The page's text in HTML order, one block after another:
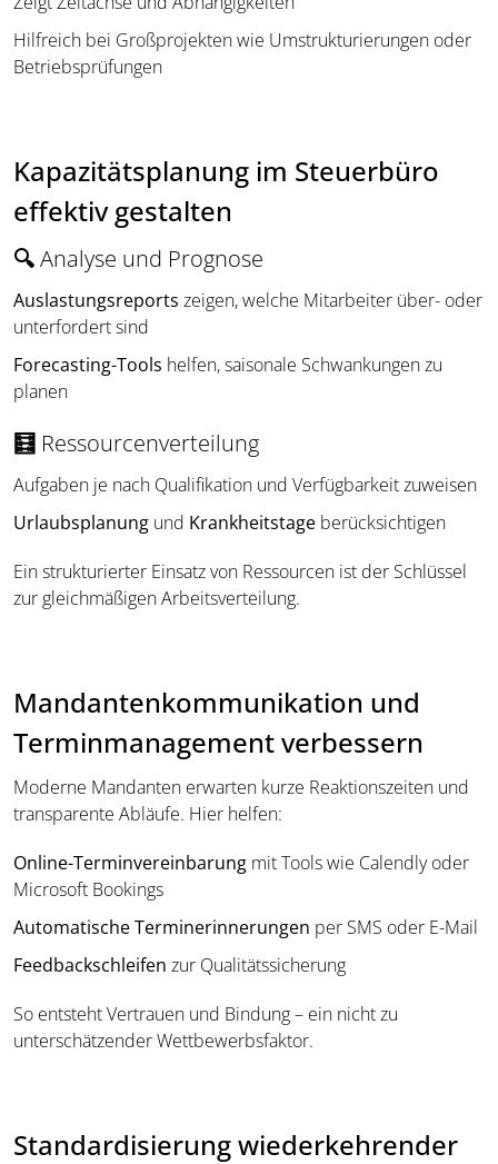
Hilfreich bei Großprojekten wie Umstrukturierungen oder
Betriebsprüfungen
Kapazitätsplanung im Steuerbüro
effektiv gestalten
🔍Analyse und Prognose
Auslastungsreports zeigen, welche Mitarbeiter über- oder
unterfordert sind
Forecasting-Tools helfen, saisonale Schwankungen zu
planen
🧮 Ressourcenverteilung
Aufgaben je nach Qualifikation und Verfügbarkeit zuweisen
Urlaubsplanung und Krankheitstage berücksichtigen
Ein strukturierter Einsatz von Ressourcen ist der Schlüssel
zur gleichmäßigen Arbeitsverteilung.
Mandantenkommunikation und
Terminmanagement verbessern
Moderne Mandanten erwarten kurze Reaktionszeiten und
transparente Abläufe. Hier helfen:
Online-Terminvereinbarung mit Tools wie Calendly oder
Microsoft Bookings
Automatische Terminerinnerungen per SMS oder E-Mail
Feedbackschleifen zur Qualitätssicherung
So entsteht Vertrauen und Bindung – ein nicht zu
unterschätzender Wettbewerbsfaktor.
Standardisierung wiederkehrender